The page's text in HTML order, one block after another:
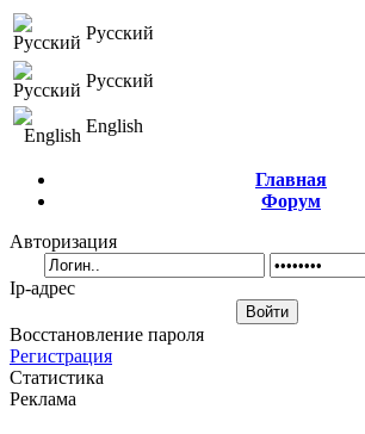
Русский
Русский
English
Главная
Форум
Авторизация
Ip-адрес
Восстановление пароля
Регистрация
Статистика
Реклама